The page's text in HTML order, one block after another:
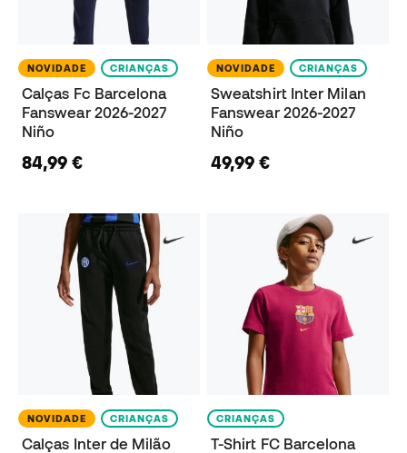
NOVIDADE CRIANÇAS
Calças Fc Barcelona
Fanswear 2026-2027
Niño
84,99 €
NOVIDADE CRIANÇAS
Sweatshirt Inter Milan
Fanswear 2026-2027
Niño
49,99 €
NOVIDADE CRIANÇAS
Calças Inter de Milão
CRIANÇAS
T-Shirt FC Barcelona